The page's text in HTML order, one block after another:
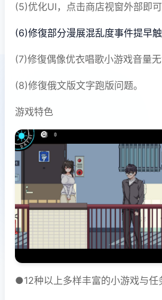
(5)优化UI，点击商店视窗外部即可
(6)修復部分漫展混乱度事件提早触
(7)修復偶像优衣唱歌小游戏音量无
(8)修復俄文版文字跑版问题。
游戏特色
●12种以上多样丰富的小游戏与任